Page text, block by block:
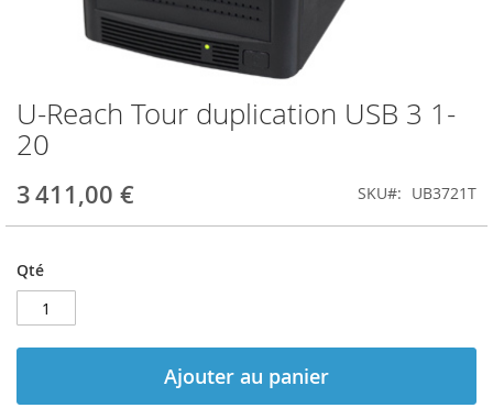
U-Reach Tour duplication USB 3 1-
20
3 411,00 € SKU UB3721T
Qté
Ajouter au panier
Skip
to
the
of
gallery